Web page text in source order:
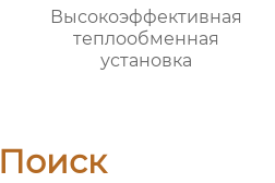
Высокоэффективная
теплообменная
установка
Поиск